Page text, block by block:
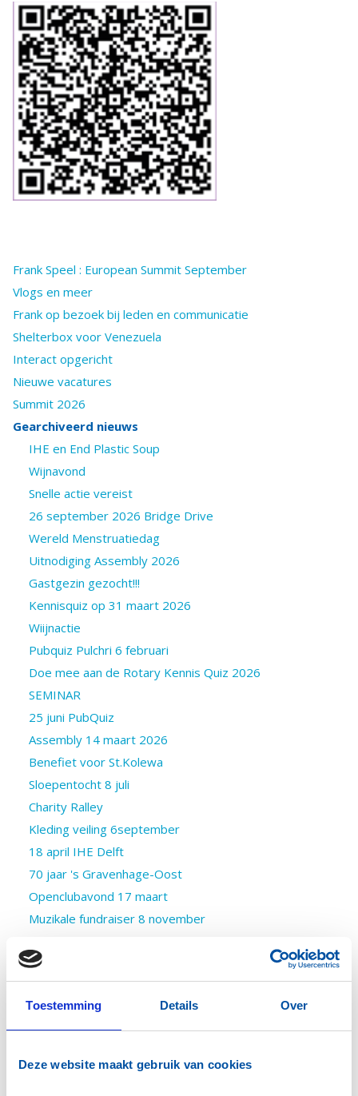
Toestemming Details Over
Deze website maakt gebruik van cookies
Frank Speel : European Summit September
Vlogs en meer
Frank op bezoek bij leden en communicatie
Shelterbox voor Venezuela
Interact opgericht
Nieuwe vacatures
Summit 2026
Gearchiveerd nieuws
IHE en End Plastic Soup
Wijnavond
Snelle actie vereist
26 september 2026 Bridge Drive
Wereld Menstruatiedag
Uitnodiging Assembly 2026
Gastgezin gezocht!!!
Kennisquiz op 31 maart 2026
Wiijnactie
Pubquiz Pulchri 6 februari
Doe mee aan de Rotary Kennis Quiz 2026
SEMINAR
25 juni PubQuiz
Assembly 14 maart 2026
Benefiet voor St.Kolewa
Sloepentocht 8 juli
Charity Ralley
Kleding veiling 6september
18 april IHE Delft
70 jaar 's Gravenhage-Oost
Openclubavond 17 maart
Muzikale fundraiser 8 november
Stichting Vechten met de Meiden
π dag in het hart van ons District 1600
Open Club Avond Wateringen
Open avond 3 november Delft Koningsveld
Slaapzakken voor Daklozen